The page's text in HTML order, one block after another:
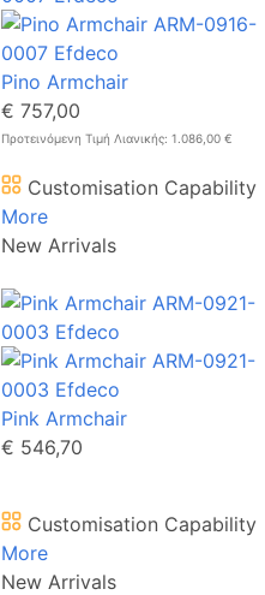
Pino Armchair
€ 757,00
Προτεινόμενη Τιμή Λιανικής: 1.086,00 €
Customisation Capability
More
New Arrivals
Pink Armchair
€ 546,70
Customisation Capability
More
New Arrivals